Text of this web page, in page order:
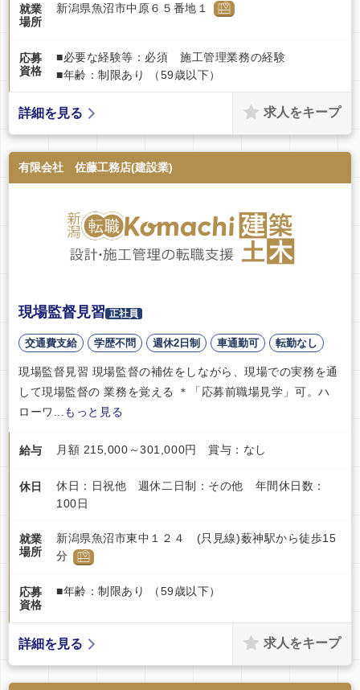
就業
場所
新潟県魚沼市中原６５番地１
応募
資格
■必要な経験等：必須 施工管理業務の経験
■年齢：制限あり （59歳以下）
詳細を見る 求人をキープ
有限会社 佐藤工務店(建設業)
現場監督見習 正社員
交通費支給 学歴不問 週休2日制 車通勤可 転勤なし
現場監督見習 現場監督の補佐をしながら、現場での実務を通
して現場監督の 業務を覚える ＊「応募前職場見学」可。ハ
ローワ...もっと見る
給与 月額 215,000～301,000円 賞与：なし
休日
休日：日祝他 週休二日制：その他 年間休日数：
100日
就業
場所
新潟県魚沼市東中１２４ (只見線)薮神駅から徒歩15
分
応募
資格
■年齢：制限あり （59歳以下）
詳細を見る 求人をキープ